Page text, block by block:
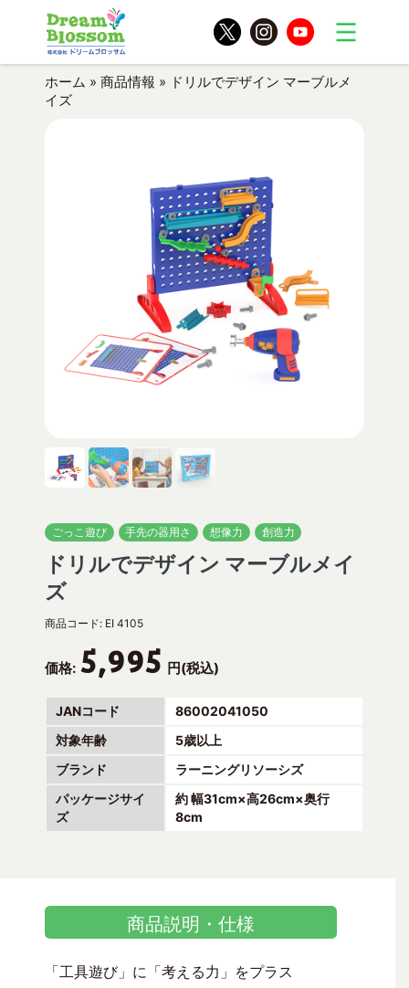
ホーム » 商品情報 » ドリルでデザイン マーブルメ
イズ
ごっこ遊び 手先の器用さ 想像力 創造力
ドリルでデザイン マーブルメイ
ズ
商品コード: EI 4105
価格: 5,995 円(税込)
JANコード
86002041050
対象年齢
5歳以上
ブランド
ラーニングリソーシズ
パッケージサイ
ズ
約 幅31cm×高26cm×奥行
8cm
商品説明・仕様
「工具遊び」に「考える力」をプラス